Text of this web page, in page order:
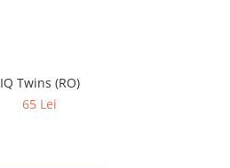
IQ Twins (RO)
65 Lei